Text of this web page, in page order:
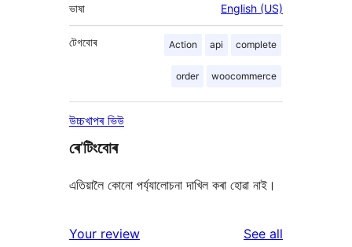
ভাষা English (US)
Action api complete
order woocommerce
টেগবোৰ
উচ্চখাপৰ ভিউ
ৰে’টিংবোৰ
এতিয়ালৈ কোনো পৰ্য্যালোচনা দাখিল কৰা হোৱা নাই।
Your review See all